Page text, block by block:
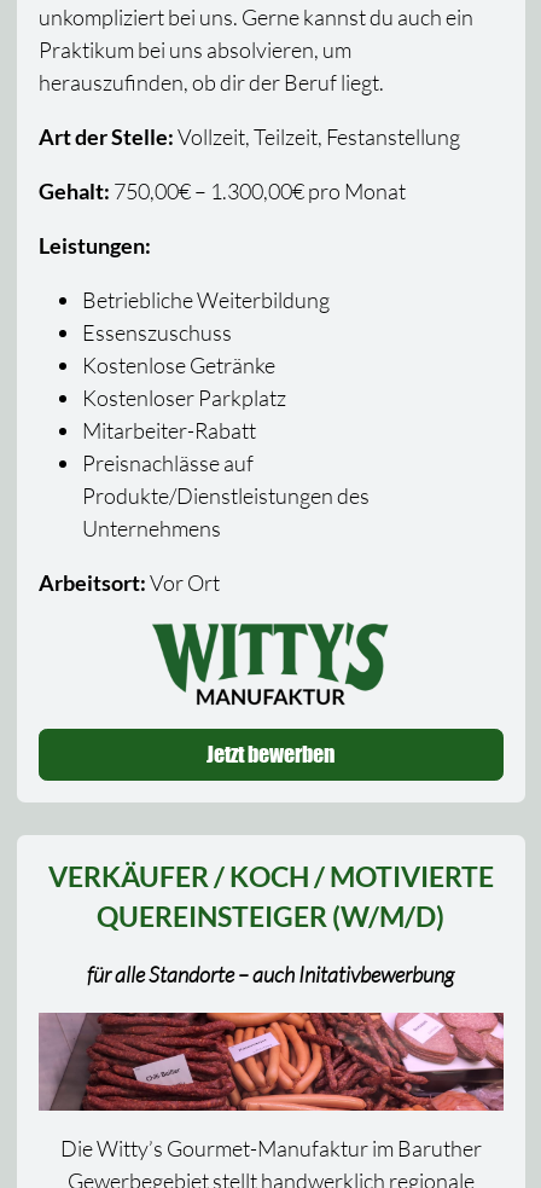
unkompliziert bei uns. Gerne kannst du auch ein
Praktikum bei uns absolvieren, um
herauszufinden, ob dir der Beruf liegt.
Art der Stelle:Vollzeit, Teilzeit, Festanstellung
Gehalt: 750,00€ – 1.300,00€ pro Monat
Leistungen:
Betriebliche Weiterbildung
Essenszuschuss
Kostenlose Getränke
Kostenloser Parkplatz
Mitarbeiter-Rabatt
Preisnachlässe auf
Produkte/Dienstleistungen des
Unternehmens
Arbeitsort:Vor Ort
Jetzt bewerben
VERKÄUFER / KOCH / MOTIVIERTE
QUEREINSTEIGER (W/M/D)
für alle Standorte – auch Initativbewerbung
Die Witty’s Gourmet-Manufaktur im Baruther
Gewerbegebiet stellt handwerklich regionale